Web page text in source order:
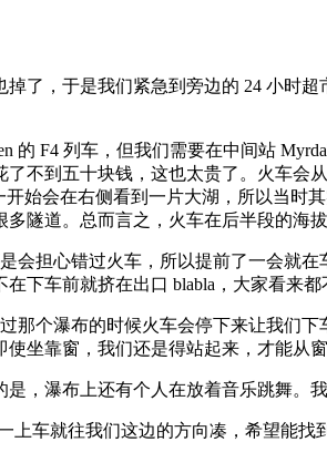
了，于是我们紧急到旁边的 24 小时
F4 列车，但我们需要在中间站
到五十块钱，这也太贵了。火车会
始会在右侧看到一片大湖，所以当时
隧道。总而言之，火车在后半段的海拔
会担心错过火车，所以提前了一会就
下车前就挤在出口 blabla，大家看来都
那个瀑布的时候火车会停下来让我们
坐靠窗，我们还是得站起来，才能从
，瀑布上还有个人在放着音乐跳舞。
上车就往我们这边的方向凑，希望能